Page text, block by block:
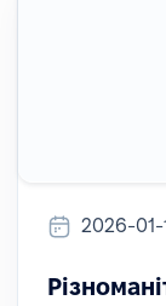
2026-01-